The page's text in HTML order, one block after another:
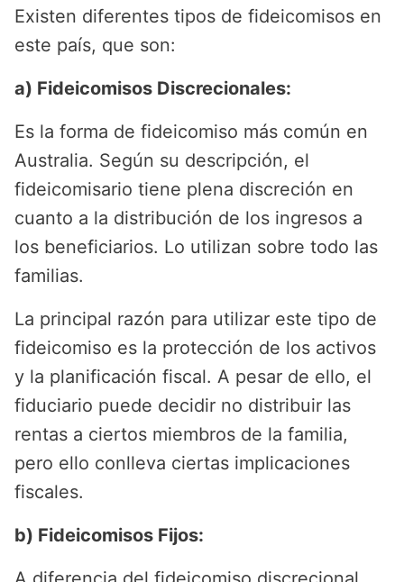
Existen diferentes tipos de fideicomisos en
este país, que son:
a) Fideicomisos Discrecionales:
Es la forma de fideicomiso más común en
Australia. Según su descripción, el
fideicomisario tiene plena discreción en
cuanto a la distribución de los ingresos a
los beneficiarios. Lo utilizan sobre todo las
familias.
La principal razón para utilizar este tipo de
fideicomiso es la protección de los activos
y la planificación fiscal. A pesar de ello, el
fiduciario puede decidir no distribuir las
rentas a ciertos miembros de la familia,
pero ello conlleva ciertas implicaciones
fiscales.
b) Fideicomisos Fijos: